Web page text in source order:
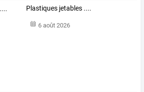
Plastiques jetables ....
6 août 2026